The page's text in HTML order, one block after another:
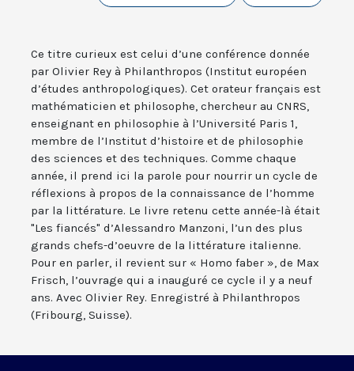
Ce titre curieux est celui d’une conférence donnée
par Olivier Rey à Philanthropos (Institut européen
d’études anthropologiques). Cet orateur français est
mathématicien et philosophe, chercheur au CNRS,
enseignant en philosophie à l’Université Paris 1,
membre de l’Institut d’histoire et de philosophie
des sciences et des techniques. Comme chaque
année, il prend ici la parole pour nourrir un cycle de
réflexions à propos de la connaissance de l’homme
par la littérature. Le livre retenu cette année-là était
"Les fiancés" d’Alessandro Manzoni, l’un des plus
grands chefs-d’oeuvre de la littérature italienne.
Pour en parler, il revient sur « Homo faber », de Max
Frisch, l’ouvrage qui a inauguré ce cycle il y a neuf
ans. Avec Olivier Rey. Enregistré à Philanthropos
(Fribourg, Suisse).